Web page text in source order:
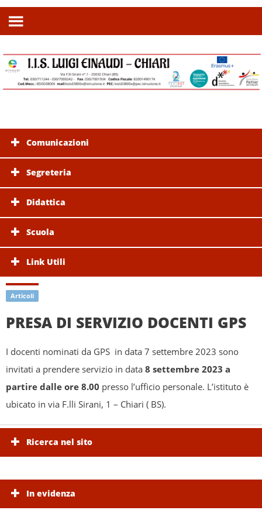
Comunicazioni
Segreteria
Didattica
Scuola
Link Utili
Articoli
PRESA DI SERVIZIO DOCENTI GPS
I docenti nominati da GPS in data 7 settembre 2023 sono
invitati a prendere servizio in data 8 settembre 2023 a
partire dalle ore 8.00 presso l’ufficio personale. L’istituto è
ubicato in via F.lli Sirani, 1 – Chiari ( BS).
Ricerca nel sito
In evidenza